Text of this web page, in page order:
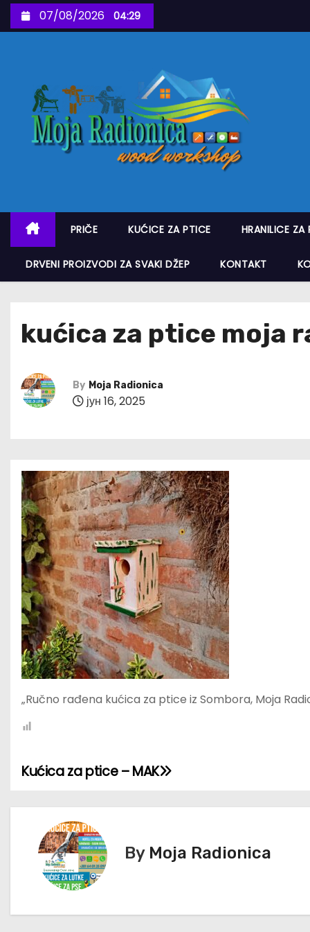
k
07/08/2026 04:29
PRIČE KUĆICE ZA PTICE HRANILICE ZA
DRVENI PROIZVODI ZA SVAKI DŽEP KONTAKT
kućica za ptice moja
By Moja Radionica
јун 16, 2025
„Ručno rađena kućica za ptice iz Sombora, Moja
К
р
њ
Kućica za ptice – MAK
By Moja Radionica